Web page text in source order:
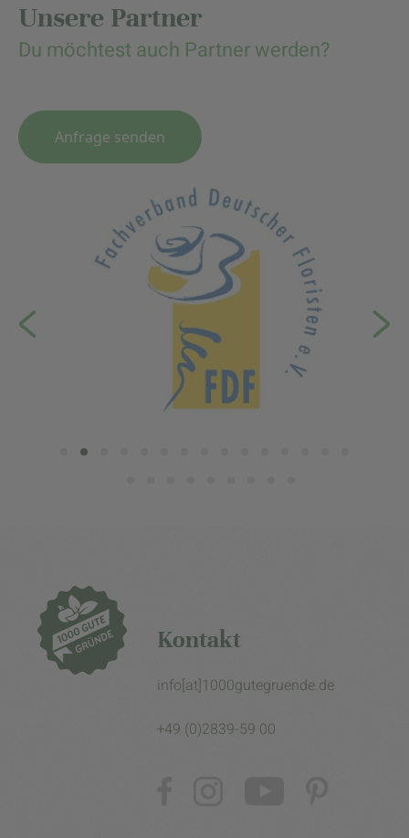
Unsere Partner
Du möchtest auch Partner werden?
Anfrage senden
Kontakt
info[at]1000gutegruende.de
+49 (0)2839-59 00